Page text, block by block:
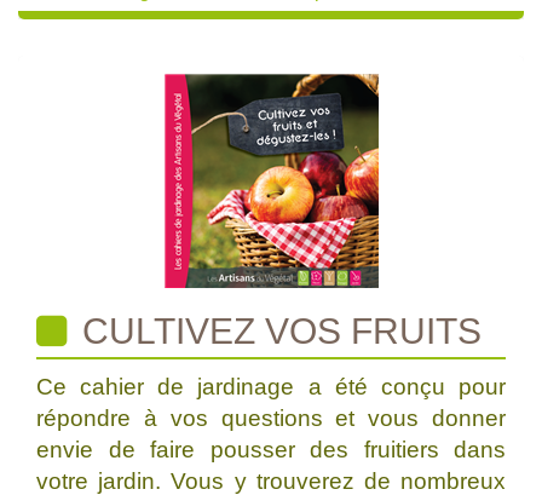
CULTIVEZ VOS FRUITS
Ce cahier de jardinage a été conçu pour
répondre à vos questions et vous donner
envie de faire pousser des fruitiers dans
votre jardin. Vous y trouverez de nombreux